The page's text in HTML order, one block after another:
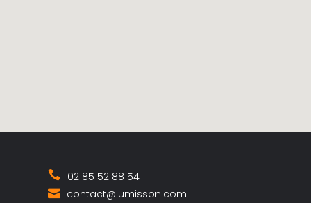
02 85 52 88 54
contact@lumisson.com